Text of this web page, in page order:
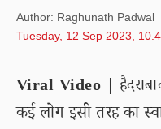
Author: Raghunath Padwal
Tuesday, 12 Sep 2023,
Viral Video |
कई लोग इसी तरह का